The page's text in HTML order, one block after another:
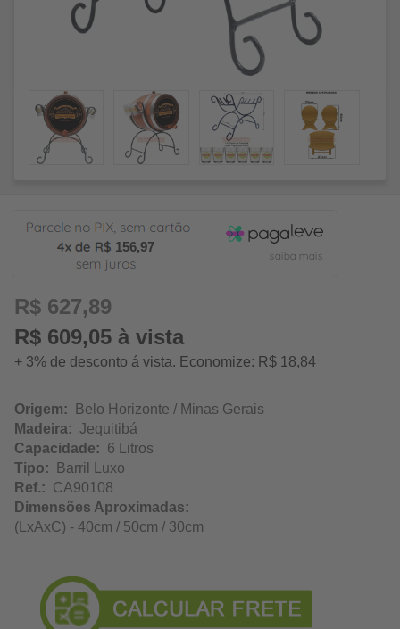
156,97
R$ 627,89
R$ 609,05 à vista
+ 3% de desconto á vista. Economize: R$ 18,84
Origem: Belo Horizonte / Minas Gerais
Madeira: Jequitibá
Capacidade: 6 Litros
Tipo: Barril Luxo
Ref.: CA90108
Dimensões Aproximadas:
(LxAxC) - 40cm / 50cm / 30cm